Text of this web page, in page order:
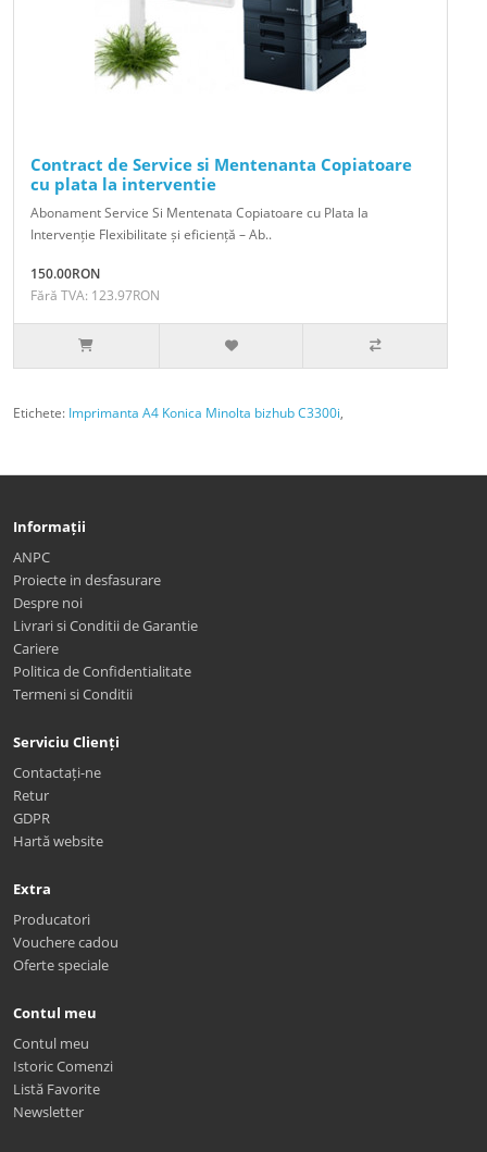
Contract de Service si Mentenanta Copiatoare
cu plata la interventie
Abonament Service Si Mentenata Copiatoare cu Plata la
Intervenție Flexibilitate și eficiență – Ab..
150.00RON
Fără TVA: 123.97RON
Etichete: Imprimanta A4 Konica Minolta bizhub C3300i,
Informații
ANPC
Proiecte in desfasurare
Despre noi
Livrari si Conditii de Garantie
Cariere
Politica de Confidentialitate
Termeni si Conditii
Serviciu Clienți
Contactați-ne
Retur
GDPR
Hartă website
Extra
Producatori
Vouchere cadou
Oferte speciale
Contul meu
Contul meu
Istoric Comenzi
Listă Favorite
Newsletter